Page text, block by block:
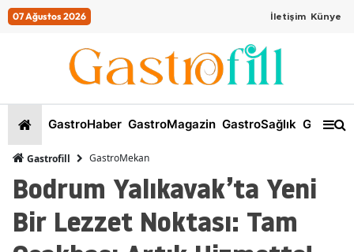
07 Ağustos 2026 İletişim Künye
GastroHaber GastroMagazin GastroSağlık
Gastrofill GastroMekan
Bodrum Yalıkavak’ta Yeni
Bir Lezzet Noktası: Tam